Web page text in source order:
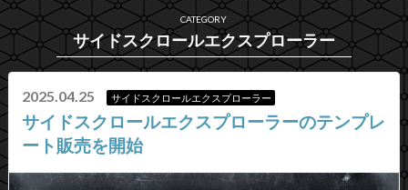
CATEGORY
サイドスクロールエクスプローラー
2025.04.25 サイドスクロールエクスプローラー
サイドスクロールエクスプローラーのテンプレ
ート販売を開始